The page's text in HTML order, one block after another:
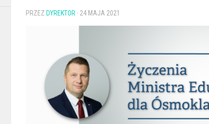
PRZEZ DYREKTOR · 24 MAJA 2021